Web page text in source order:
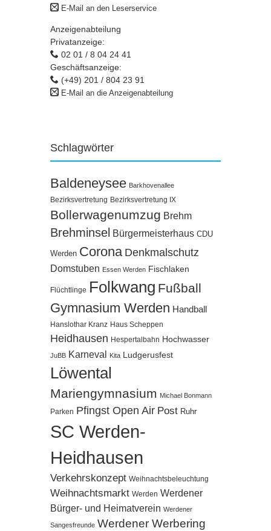
E-Mail an den Leserservice
Anzeigenabteilung
Privatanzeige:
02 01 / 8 04 24 41
Geschäftsanzeige:
(+49) 201 / 804 23 91
E-Mail an die Anzeigenabteilung
Schlagwörter
Baldeneysee Barkhovenallee
Bezirksvertretung Bezirksvertretung IX
Bollerwagenumzug Brehm
Brehminsel Bürgermeisterhaus CDU
Werden Corona Denkmalschutz
Domstuben Essen Werden Fischlaken
Flüchtlinge Folkwang Fußball
Gymnasium Werden Handball
Hanslothar Kranz Haus Scheppen
Heidhausen Hespertalbahn Hochwasser
JuBB Karneval Kita Ludgerusfest
Löwental
Mariengymnasium Michael Bonmann
Parken Pfingst Open Air Post Ruhr
SC Werden-
Heidhausen
Verkehrskonzept Weihnachtsbeleuchtung
Weihnachtsmarkt Werden Werdener
Bürger- und Heimatverein Werdener
Sangesfreunde Werdener Werbering